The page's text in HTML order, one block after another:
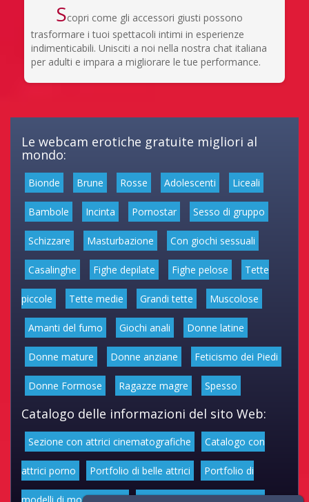
Scopri come gli accessori giusti possono
trasformare i tuoi spettacoli intimi in esperienze
indimenticabili. Unisciti a noi nella nostra chat italiana
per adulti e impara a migliorare le tue performance.
Le webcam erotiche gratuite migliori al
mondo:
Bionde Brune Rosse Adolescenti Liceali
Bambole Incinta Pornostar Sesso di gruppo
Schizzare Masturbazione Con giochi sessuali
Casalinghe Fighe depilate Fighe pelose Tette
piccole Tette medie Grandi tette Muscolose
Amanti del fumo Giochi anali Donne latine
Donne mature Donne anziane Feticismo dei Piedi
Donne Formose Ragazze magre Spesso
Catalogo delle informazioni del sito Web:
Sezione con attrici cinematografiche Catalogo con
attrici porno Portfolio di belle attrici Portfolio di